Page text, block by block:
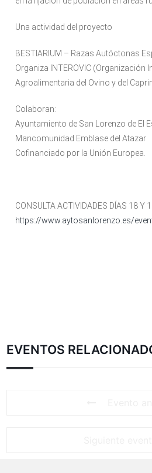
Una actividad del proyecto
BESTIARIUM – Razas Autóctonas
Organiza INTEROVIC (Organización
Agroalimentaria del Ovino y del
Colaboran:
Ayuntamiento de San Lorenzo de El
Mancomunidad Emblase del Atazar
Cofinanciado por la Unión Europea.
CONSULTA ACTIVIDADES DÍAS 18 Y
https://www.aytosanlorenzo.es/
EVENTOS